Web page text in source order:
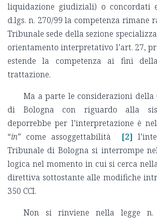
liquidazione giudiziali) o concordati
d.lgs. n. 270/99 la competenza rimane
Tribunale sede della sezione
orientamento interpretativo l’art. 27,
estende la competenza ai fini
trattazione.
Ma a parte le considerazioni della
di Bologna con riguardo alla
deporrebbe per l’interpretazione è
“in” come assoggettabilità [2]
Tribunale di Bologna si interrompe
logica nel momento in cui si cerca
direttiva sottostante alle modifiche
350 CCI.
Non si rinviene nella legge n.